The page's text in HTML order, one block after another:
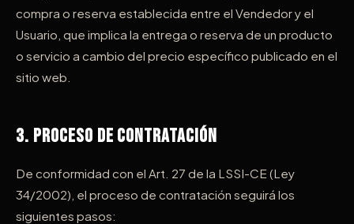
compra o reserva establecida entre el Vendedor y el
Usuario, que implica la entrega o reserva de un producto
o servicio a cambio del precio específico publicado en el
sitio web.
3. Proceso de Contratación
De conformidad con el Art. 27 de la LSSI-CE (Ley
34/2002), el proceso de contratación seguirá los
siguientes pasos: